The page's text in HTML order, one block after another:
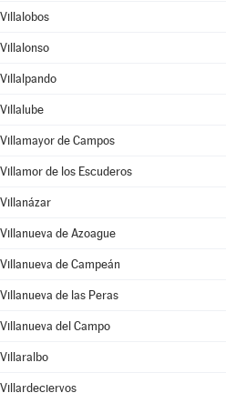
Villalobos
Villalonso
Villalpando
Villalube
Villamayor de Campos
Villamor de los Escuderos
Villanázar
Villanueva de Azoague
Villanueva de Campeán
Villanueva de las Peras
Villanueva del Campo
Villaralbo
Villardeciervos